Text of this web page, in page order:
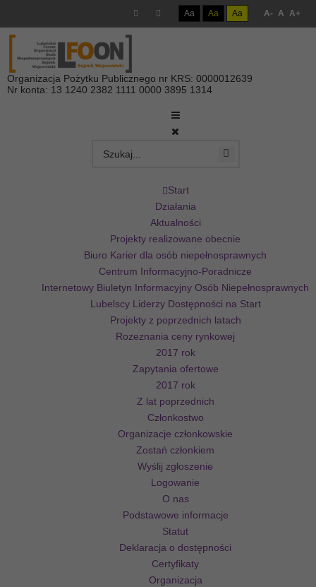
Aa Aa Aa A- A A+
Organizacja Pożytku Publicznego nr KRS: 0000012639
Nr konta: 13 1240 2382 1111 0000 3895 1314
Start
Działania
Aktualności
Projekty realizowane obecnie
Biuro Karier dla osób niepełnosprawnych
Centrum Informacyjno-Poradnicze
Internetowy Biuletyn Informacyjny Osób Niepełnosprawnych
Lubelscy Liderzy Dostępności na Start
Projekty z poprzednich latach
Rozeznania ceny rynkowej
2017 rok
Zapytania ofertowe
2017 rok
Z lat poprzednich
Członkostwo
Organizacje członkowskie
Zostań członkiem
Wyślij zgłoszenie
Logowanie
O nas
Podstawowe informacje
Statut
Deklaracja o dostępności
Certyfikaty
Organizacja